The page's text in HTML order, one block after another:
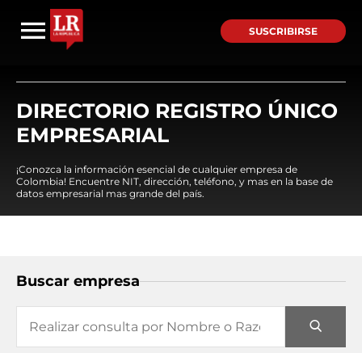
SUSCRIBIRSE
DIRECTORIO REGISTRO ÚNICO
EMPRESARIAL
¡Conozca la información esencial de cualquier empresa de
Colombia! Encuentre NIT, dirección, teléfono, y mas en la base de
datos empresarial mas grande del país.
Buscar empresa